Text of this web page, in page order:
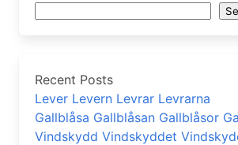
Recent Posts
Lever Levern Levrar Levrarna
Gallblåsa Gallblåsan Gallblåsor
Vindskydd Vindskyddet